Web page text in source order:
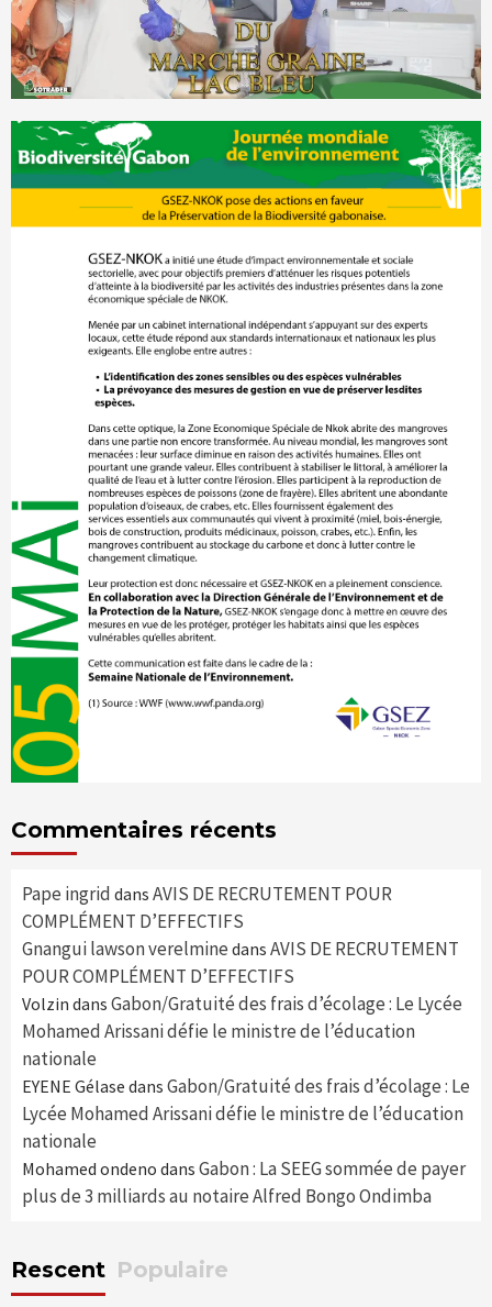
Commentaires récents
Pape ingrid dans AVIS DE RECRUTEMENT POUR
COMPLÉMENT D’EFFECTIFS
Gnangui lawson verelmine dans AVIS DE RECRUTEMENT
POUR COMPLÉMENT D’EFFECTIFS
Volzin dans Gabon/Gratuité des frais d’écolage : Le Lycée
Mohamed Arissani défie le ministre de l’éducation
nationale
EYENE Gélase dans Gabon/Gratuité des frais d’écolage : Le
Lycée Mohamed Arissani défie le ministre de l’éducation
nationale
Mohamed ondeno dans Gabon : La SEEG sommée de payer
plus de 3 milliards au notaire Alfred Bongo Ondimba
Rescent Populaire